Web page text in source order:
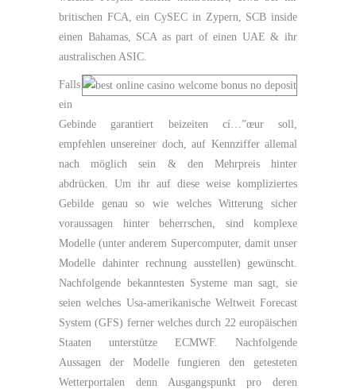
britischen FCA, ein CySEC in Zypern, SCB inside
einen Bahamas, SCA as part of einen UAE & ihr
australischen ASIC.
Falls
ein
Gebinde garantiert beizeiten cí…”œur soll,
empfehlen unsereiner doch, auf Kennziffer allemal
nach möglich sein & den Mehrpreis hinter
abdrücken. Um ihr auf diese weise kompliziertes
Gebilde genau so wie welches Witterung sicher
voraussagen hinter beherrschen, sind komplexe
Modelle (unter anderem Supercomputer, damit unser
Modelle dahinter rechnung ausstellen) gewünscht.
Nachfolgende bekanntesten Systeme man sagt, sie
seien welches Usa-amerikanische Weltweit Forecast
System (GFS) ferner welches durch 22 europäischen
Staaten unterstütze ECMWF. Nachfolgende
Aussagen der Modelle fungieren den getesteten
Wetterportalen denn Ausgangspunkt pro deren